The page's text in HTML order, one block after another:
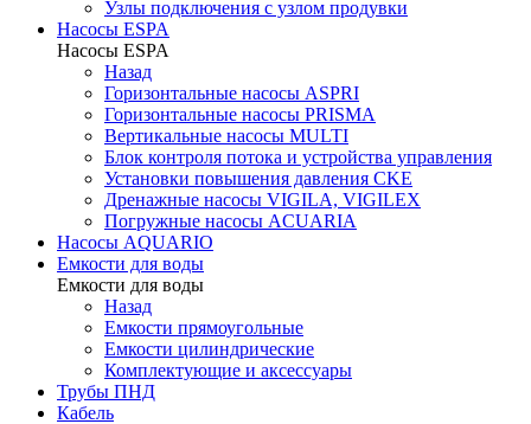
Узлы подключения с узлом продувки
Насосы ESPA
Насосы ESPA
Назад
Горизонтальные насосы ASPRI
Горизонтальные насосы PRISMA
Вертикальные насосы MULTI
Блок контроля потока и устройства управления
Установки повышения давления CKE
Дренажные насосы VIGILA, VIGILEX
Погружные насосы ACUARIA
Насосы AQUARIO
Емкости для воды
Емкости для воды
Назад
Емкости прямоугольные
Емкости цилиндрические
Комплектующие и аксессуары
Трубы ПНД
Кабель